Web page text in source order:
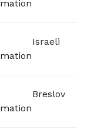
Israeli
Breslov